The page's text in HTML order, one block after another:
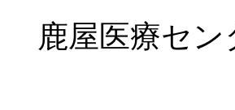
鹿屋医療セン